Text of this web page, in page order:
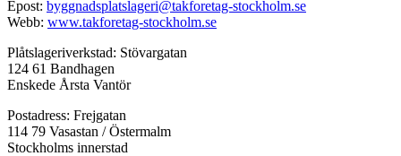
Epost: byggnadsplatslageri@takforetag-stockholm.se
Webb: www.takforetag-stockholm.se
Plåtslageriverkstad: Stövargatan
124 61 Bandhagen
Enskede Årsta Vantör
Postadress: Frejgatan
114 79 Vasastan / Östermalm
Stockholms innerstad